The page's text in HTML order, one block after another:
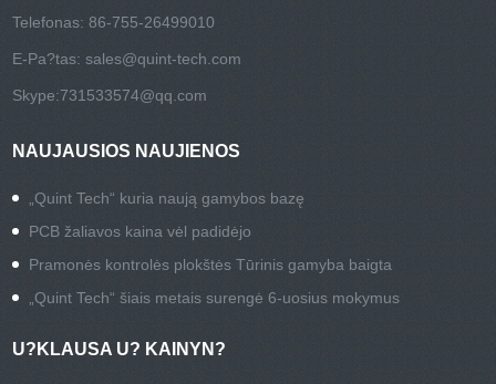
Telefonas: 86-755-26499010
E-Pa?tas:sales@quint-tech.com
Skype:731533574@qq.com
NAUJAUSIOS NAUJIENOS
„Quint Tech“ kuria naują gamybos bazę
PCB žaliavos kaina vėl padidėjo
Pramonės kontrolės plokštės Tūrinis gamyba baigta
„Quint Tech“ šiais metais surengė 6-uosius mokymus
U?KLAUSA U? KAINYN?